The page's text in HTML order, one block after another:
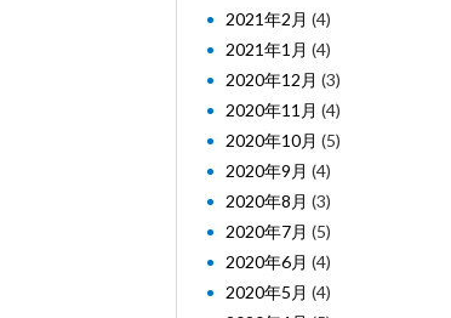
2021年2月 (4)
2021年1月 (4)
2020年12月 (3)
2020年11月 (4)
2020年10月 (5)
2020年9月 (4)
2020年8月 (3)
2020年7月 (5)
2020年6月 (4)
2020年5月 (4)